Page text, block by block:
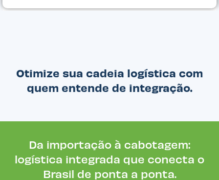
Otimize sua cadeia logística com
quem entende de integração.
Da importação à cabotagem:
logística integrada que conecta o
Brasil de ponta a ponta.